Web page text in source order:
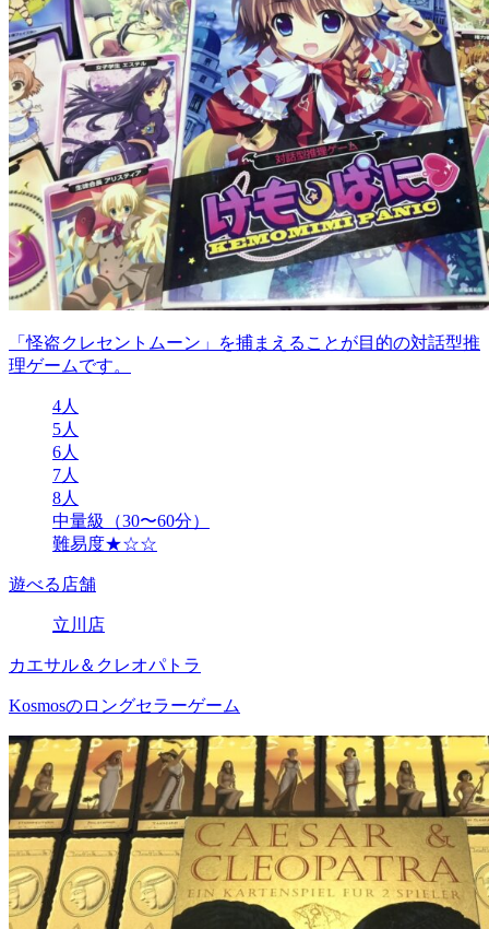
「怪盗クレセントムーン」を捕まえることが目的の対話型推
理ゲームです。
4人
5人
6人
7人
8人
中量級（30〜60分）
難易度★☆☆
遊べる店舗
立川店
カエサル＆クレオパトラ
Kosmosのロングセラーゲーム